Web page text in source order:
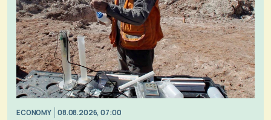
ECONOMY 08.08.2026, 07:00